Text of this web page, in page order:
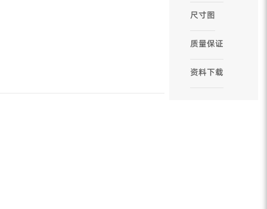
尺寸图
质量保证
资料下载